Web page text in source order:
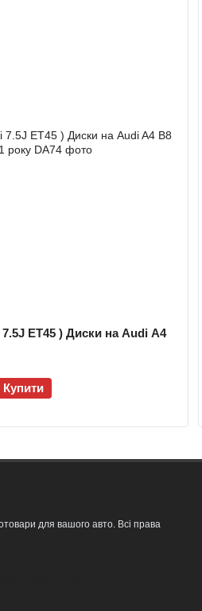
ET45 ) Диски на Audi A4
Купити
для вашого авто. Всі права